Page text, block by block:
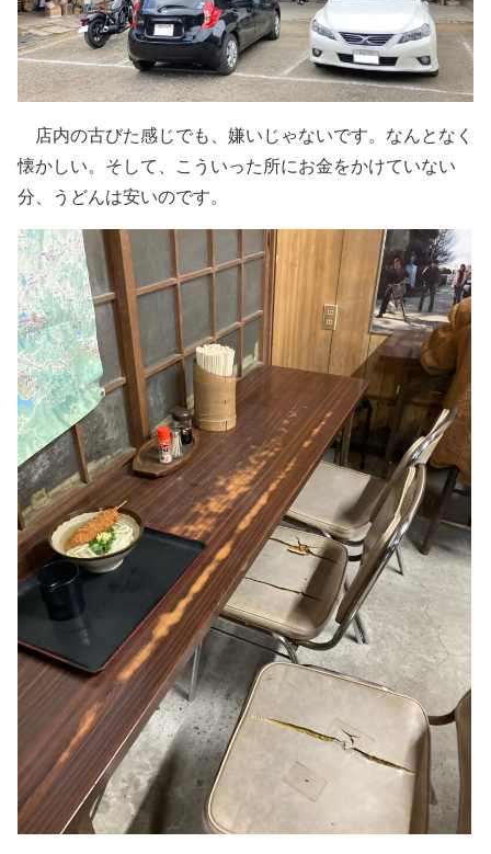
店内の古びた感じでも、嫌いじゃないです。なんとなく
懐かしい。そして、こういった所にお金をかけていない
分、うどんは安いのです。